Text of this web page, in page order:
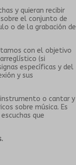
y quieran recibir
el conjunto de
o de la grabación de
con el objetivo
(si
específicas y del
y sus
o cantar y
sobre música. Es
que